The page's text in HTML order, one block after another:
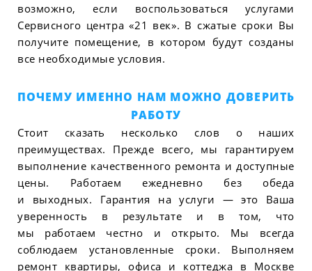
возможно, если воспользоваться услугами
Сервисного центра «21 век». В сжатые сроки Вы
получите помещение, в котором будут созданы
все необходимые условия.
ПОЧЕМУ ИМЕННО НАМ МОЖНО ДОВЕРИТЬ
РАБОТУ
Стоит сказать несколько слов о наших
преимуществах. Прежде всего, мы гарантируем
выполнение качественного ремонта и доступные
цены. Работаем ежедневно без обеда
и выходных. Гарантия на услуги — это Ваша
уверенность в результате и в том, что
мы работаем честно и открыто. Мы всегда
соблюдаем установленные сроки. Выполняем
ремонт квартиры, офиса и коттеджа в Москве